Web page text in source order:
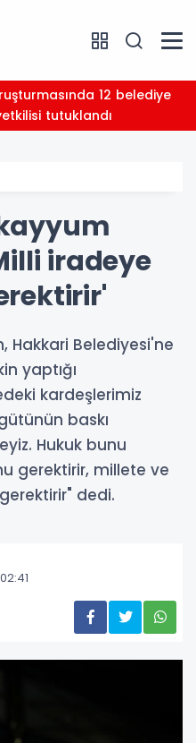
tutuklandı
iradeye
Hakkari Belediyesi'ne
yaptığı
kardeşlerimiz
baskı
Hukuk bunu
gerektirir, millete ve
dedi.